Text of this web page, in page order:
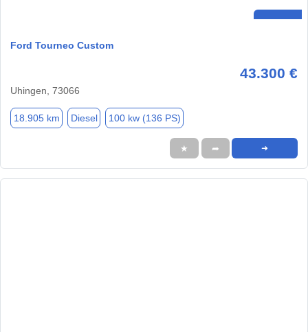
Ford Tourneo Custom
43.300 €
Uhingen, 73066
18.905 km Diesel 100 kw (136 PS)
★ ➦ ➜